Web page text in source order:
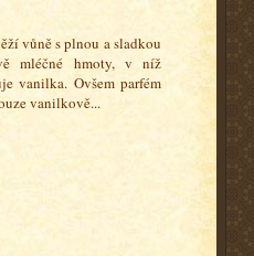
vůně s plnou a sladkou
mléčné hmoty, v níž
vanilka. Ovšem parfém
vanilkově...